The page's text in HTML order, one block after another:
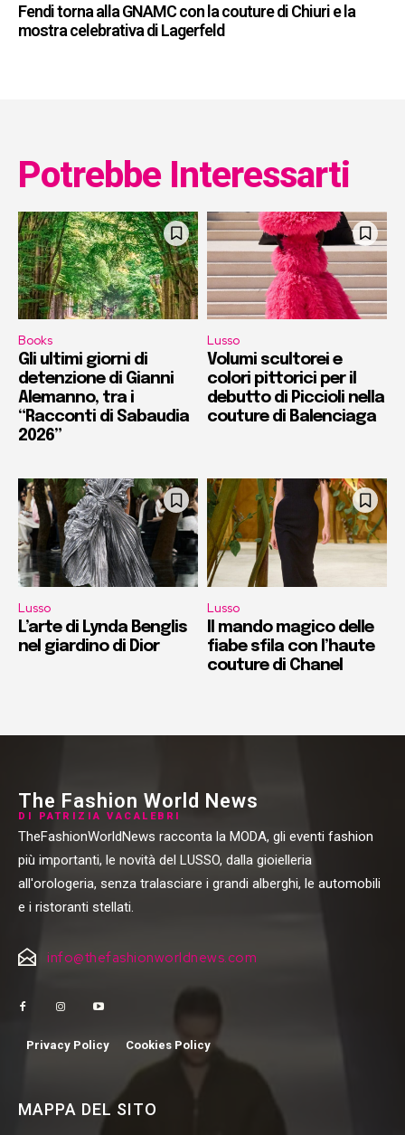
Fendi torna alla GNAMC con la couture di Chiuri e la
mostra celebrativa di Lagerfeld
Potrebbe Interessarti
Books
Gli ultimi giorni di
detenzione di Gianni
Alemanno, tra i
“Racconti di Sabaudia
2026”
Lusso
Volumi scultorei e
colori pittorici per il
debutto di Piccioli nella
couture di Balenciaga
Lusso
L’arte di Lynda Benglis
nel giardino di Dior
Lusso
Il mando magico delle
fiabe sfila con l’haute
couture di Chanel
The Fashion World News
DI PATRIZIA VACALEBRI
TheFashionWorldNews racconta la MODA, gli eventi fashion
più importanti, le novità del LUSSO, dalla gioielleria
all'orologeria, senza tralasciare i grandi alberghi, le automobili
e i ristoranti stellati.
info@thefashionworldnews.com
Privacy Policy Cookies Policy
MAPPA DEL SITO